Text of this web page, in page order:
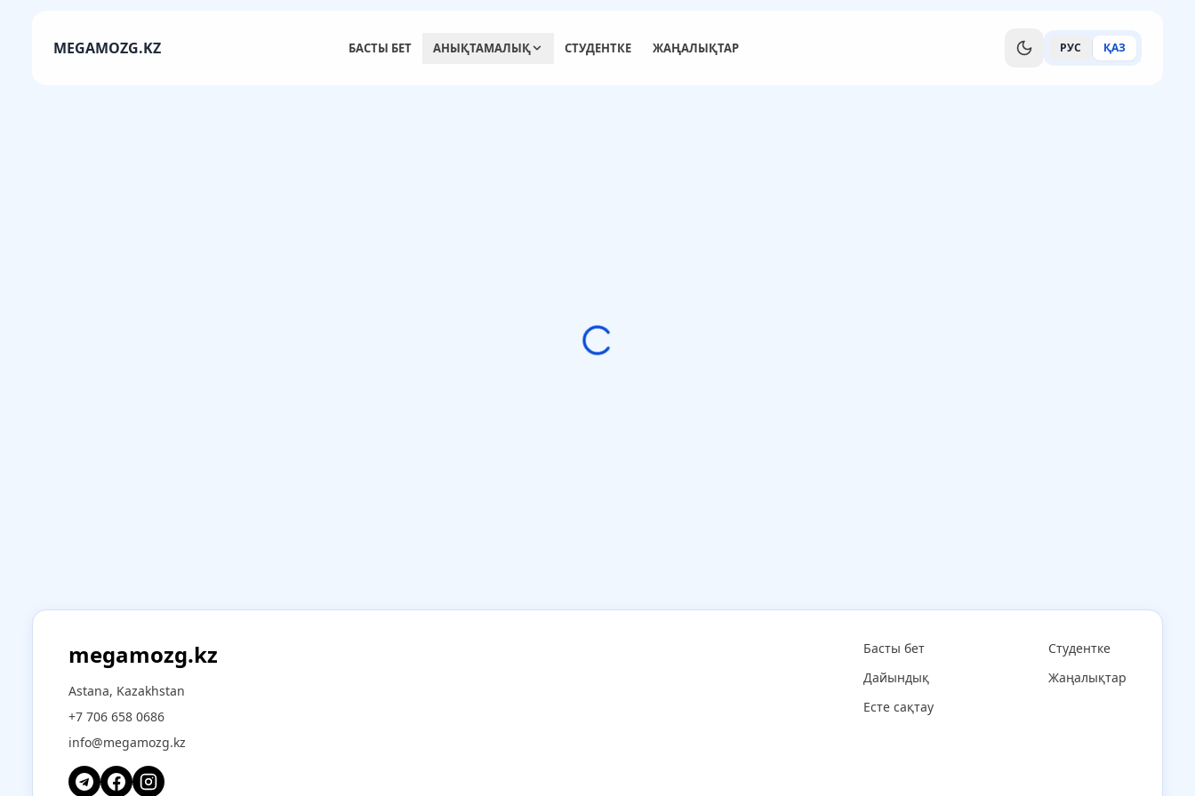
MEGAMOZG.KZ БАСТЫ БЕТ АНЫҚТАМАЛЫҚ СТУДЕНТКЕ ЖАҢАЛЫҚТАР РУС ҚАЗ
megamozg.kz
Astana, Kazakhstan
+7 706 658 0686
info@megamozg.kz
Басты бет
Дайындық
Есте сақтау
Студентке
Жаңалықтар